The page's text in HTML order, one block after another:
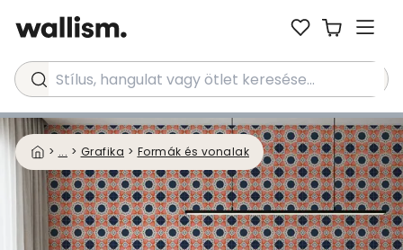
Stílus, hangulat vagy ötlet keresése...
> ... > Grafika > Formák és vonalak